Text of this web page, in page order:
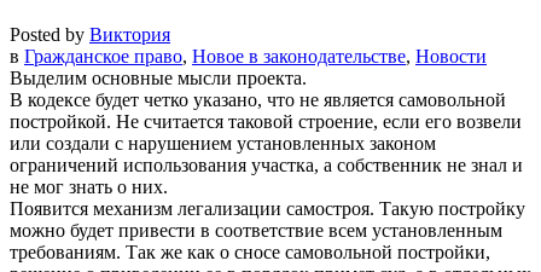
Posted by Виктория
в Гражданское право, Новое в законодательстве, Новости
Выделим основные мысли проекта.
В кодексе будет четко указано, что не является самовольной
постройкой. Не считается таковой строение, если его возвели
или создали с нарушением установленных законом
ограничений использования участка, а собственник не знал и
не мог знать о них.
Появится механизм легализации самостроя. Такую постройку
можно будет привести в соответствие всем установленным
требованиям. Так же как о сносе самовольной постройки,